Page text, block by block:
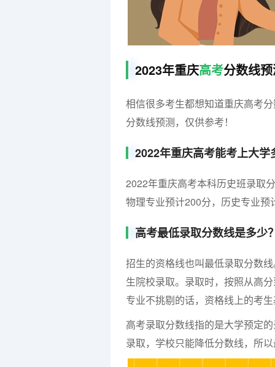
2023年重庆高考分数线
相信很多考生都想知道重庆高考
分数线预测，仅供参考！
2022年重庆高考能考上大学
2022年重庆高考本科历史班录取
物理专业预计200分，历史专业预
高考最低录取分数线是多少
招生的资格线也叫最低录取分数
生院校录取。录取时，按照从高
专业不挑剔的话，资格线上的考
高考录取分数线指的是大学预定
录取，学校只能降低分数线，所